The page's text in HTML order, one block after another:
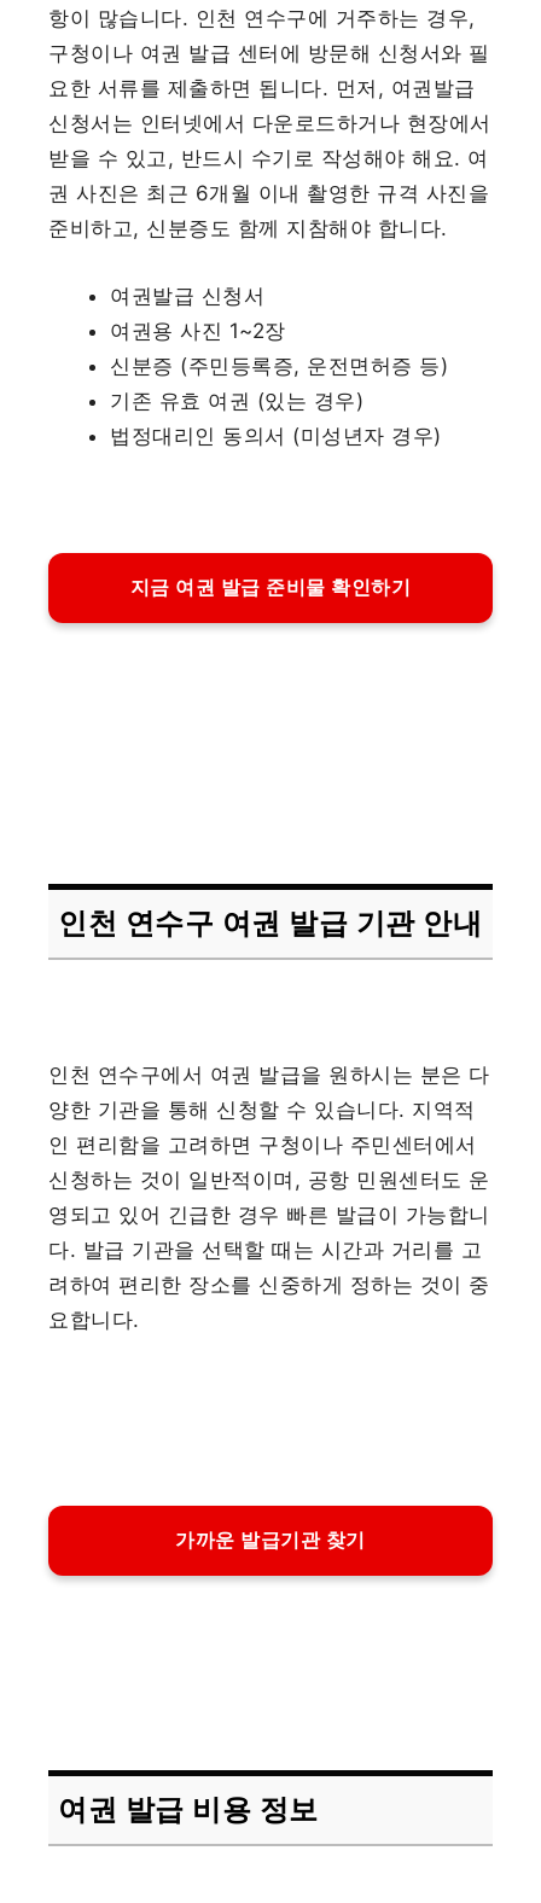
항이 많습니다. 인천 연수구에 거주하는 경우,
구청이나 여권 발급 센터에 방문해 신청서와 필
요한 서류를 제출하면 됩니다. 먼저, 여권발급
신청서는 인터넷에서 다운로드하거나 현장에서
받을 수 있고, 반드시 수기로 작성해야 해요. 여
권 사진은 최근 6개월 이내 촬영한 규격 사진을
준비하고, 신분증도 함께 지참해야 합니다.
여권발급 신청서
여권용 사진 1~2장
신분증 (주민등록증, 운전면허증 등)
기존 유효 여권 (있는 경우)
법정대리인 동의서 (미성년자 경우)
지금 여권 발급 준비물 확인하기
인천 연수구 여권 발급 기관 안내
인천 연수구에서 여권 발급을 원하시는 분은 다
양한 기관을 통해 신청할 수 있습니다. 지역적
인 편리함을 고려하면 구청이나 주민센터에서
신청하는 것이 일반적이며, 공항 민원센터도 운
영되고 있어 긴급한 경우 빠른 발급이 가능합니
다. 발급 기관을 선택할 때는 시간과 거리를 고
려하여 편리한 장소를 신중하게 정하는 것이 중
요합니다.
가까운 발급기관 찾기
여권 발급 비용 정보